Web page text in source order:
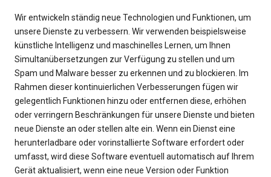
Wir entwickeln ständig neue Technologien und Funktionen, um
unsere Dienste zu verbessern. Wir verwenden beispielsweise
künstliche Intelligenz und maschinelles Lernen, um Ihnen
Simultanübersetzungen zur Verfügung zu stellen und um
Spam und Malware besser zu erkennen und zu blockieren. Im
Rahmen dieser kontinuierlichen Verbesserungen fügen wir
gelegentlich Funktionen hinzu oder entfernen diese, erhöhen
oder verringern Beschränkungen für unsere Dienste und bieten
neue Dienste an oder stellen alte ein. Wenn ein Dienst eine
herunterladbare oder vorinstallierte Software erfordert oder
umfasst, wird diese Software eventuell automatisch auf Ihrem
Gerät aktualisiert, wenn eine neue Version oder Funktion